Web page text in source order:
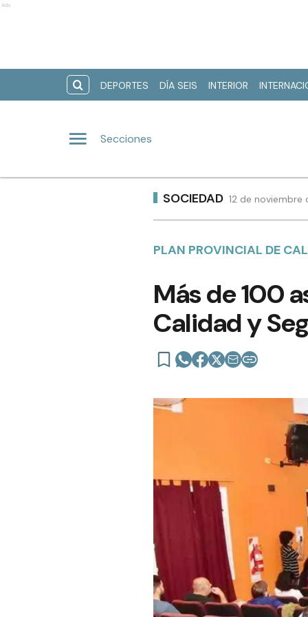
Ads
DEPORTES DÍA SEIS INTERIOR
Secciones
SOCIEDAD 12 de
PLAN PROVINCIAL DE
Más de 100
Calidad y